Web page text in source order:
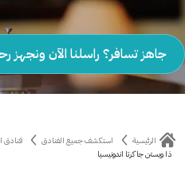
جاهز تسافر؟ راسلنا الآن ونجهز
الرئيسية استكشف جميع الفنادق فنادق
ذا ويستن جاكرتا اندونيسيا